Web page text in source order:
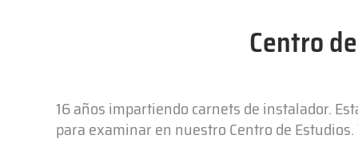
Centro
16 años impartiendo carnets de instalador.
para examinar en nuestro Centro de Estudios.